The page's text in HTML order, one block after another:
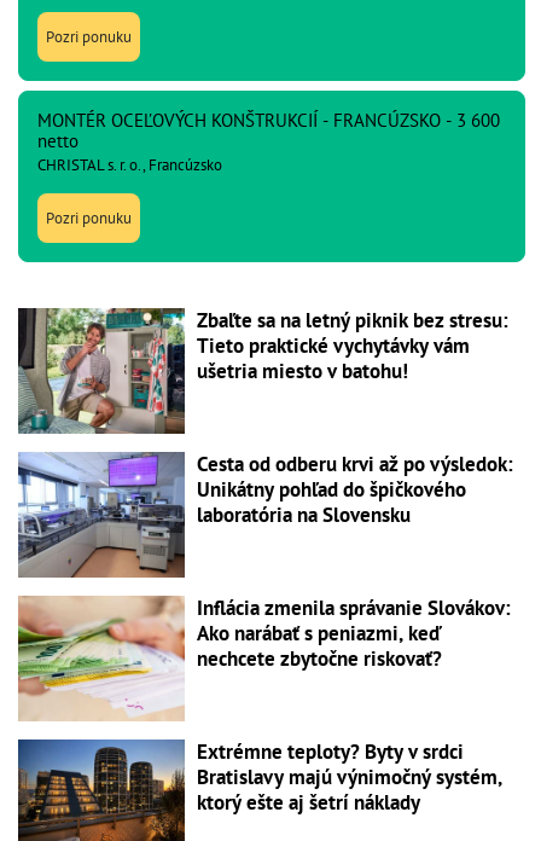
Pozri ponuku
MONTÉR OCEĽOVÝCH KONŠTRUKCIÍ - FRANCÚZSKO - 3 600
netto
CHRISTAL s. r. o., Francúzsko
Pozri ponuku
Zbaľte sa na letný piknik bez stresu:
Tieto praktické vychytávky vám
ušetria miesto v batohu!
Cesta od odberu krvi až po výsledok:
Unikátny pohľad do špičkového
laboratória na Slovensku
Inflácia zmenila správanie Slovákov:
Ako narábať s peniazmi, keď
nechcete zbytočne riskovať?
Extrémne teploty? Byty v srdci
Bratislavy majú výnimočný systém,
ktorý ešte aj šetrí náklady